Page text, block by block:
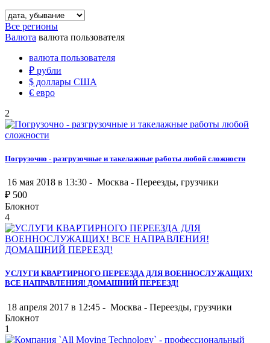
Все регионы
Валюта валюта пользователя
валюта пользователя
₽ рубли
$ доллары США
€ евро
2
Погрузочно - разгрузочные и такелажные работы любой сложности
16 мая 2018 в 13:30 - Москва - Переезды, грузчики
₽ 500
Блокнот
4
УСЛУГИ КВАРТИРНОГО ПЕРЕЕЗДА ДЛЯ ВОЕННОСЛУЖАЩИХ!
ВСЕ НАПРАВЛЕНИЯ! ДОМАШНИЙ ПЕРЕЕЗД!
18 апреля 2017 в 12:45 - Москва - Переезды, грузчики
Блокнот
1